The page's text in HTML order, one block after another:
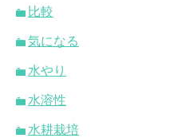
比較
気になる
水やり
水溶性
水耕栽培